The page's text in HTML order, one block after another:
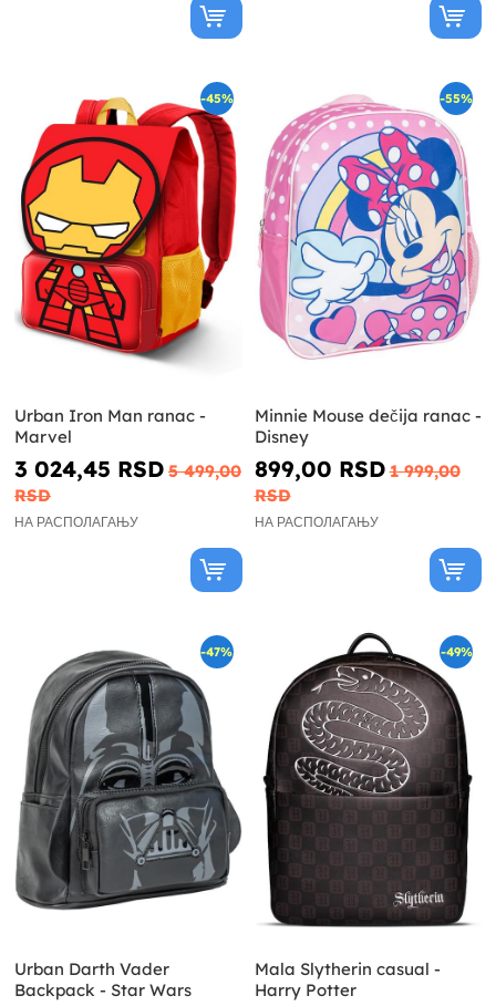
-45%
Urban Iron Man ranac -
Marvel
3 024,45 RSD 5 499,00
RSD
НА РАСПОЛАГАЊУ
-55%
Minnie Mouse dečija ranac -
Disney
899,00 RSD 1 999,00
RSD
НА РАСПОЛАГАЊУ
-47%
Urban Darth Vader
Backpack - Star Wars
-49%
Mala Slytherin casual -
Harry Potter